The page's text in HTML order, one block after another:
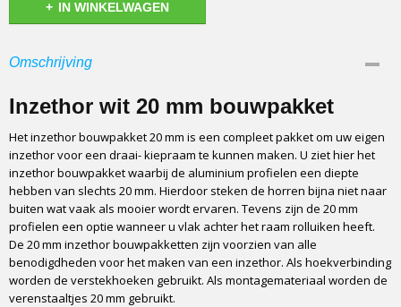
IN WINKELWAGEN
Omschrijving
Inzethor wit 20 mm bouwpakket
Het inzethor bouwpakket 20 mm is een compleet pakket om uw eigen
inzethor voor een draai- kiepraam te kunnen maken. U ziet hier het
inzethor bouwpakket waarbij de aluminium profielen een diepte
hebben van slechts 20 mm. Hierdoor steken de horren bijna niet naar
buiten wat vaak als mooier wordt ervaren. Tevens zijn de 20 mm
profielen een optie wanneer u vlak achter het raam rolluiken heeft.
De 20 mm inzethor bouwpakketten zijn voorzien van alle
benodigdheden voor het maken van een inzethor. Als hoekverbinding
worden de verstekhoeken gebruikt. Als montagemateriaal worden de
verenstaaltjes 20 mm gebruikt.